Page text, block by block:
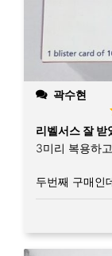
곽수현
리벨서스 잘 받
3미리 복용하
두번째 구매인